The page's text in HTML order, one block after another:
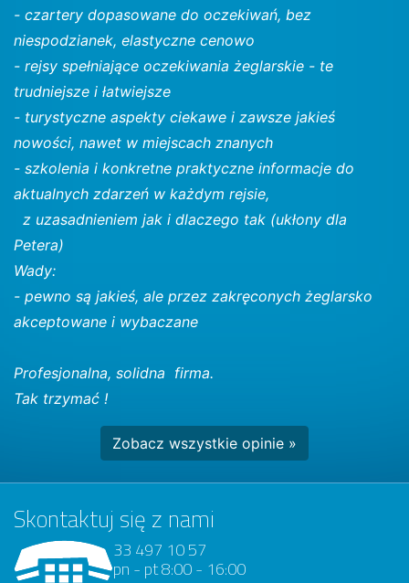
- czartery dopasowane do oczekiwań, bez
niespodzianek, elastyczne cenowo
- rejsy spełniające oczekiwania żeglarskie - te
trudniejsze i łatwiejsze
- turystyczne aspekty ciekawe i zawsze jakieś
nowości, nawet w miejscach znanych
- szkolenia i konkretne praktyczne informacje do
aktualnych zdarzeń w każdym rejsie,
z uzasadnieniem jak i dlaczego tak (ukłony dla
Petera)
Wady:
- pewno są jakieś, ale przez zakręconych żeglarsko
akceptowane i wybaczane
Profesjonalna, solidna firma.
Tak trzymać !
Zobacz wszystkie opinie »
Skontaktuj się z nami
33 497 10 57
pn - pt 8:00 - 16:00